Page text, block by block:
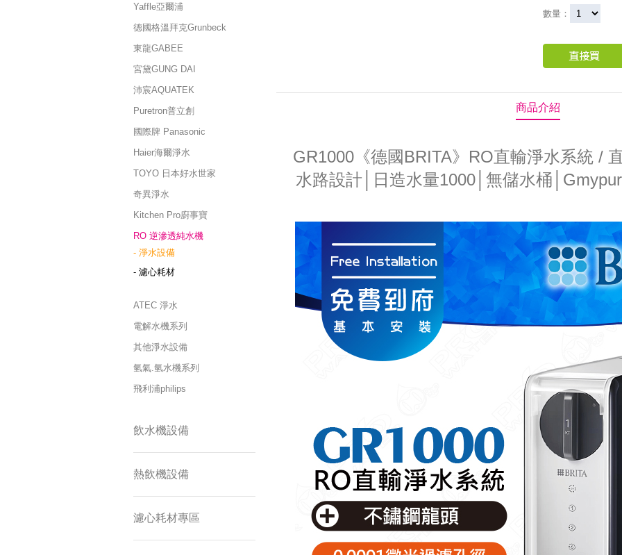
Yaffle亞爾浦
德國格溫拜克Grunbeck
東龍GABEE
宮黛GUNG DAI
沛宸AQUATEK
Puretron普立創
國際牌 Panasonic
Haier海爾淨水
TOYO 日本好水世家
奇異淨水
Kitchen Pro廚事寶
RO 逆滲透純水機
- 淨水設備
- 濾心耗材
ATEC 淨水
電解水機系列
其他淨水設備
氫氣.氫水機系列
飛利浦philips
飲水機設備
熱飲機設備
濾心耗材專區
數量：
商品介紹
GR1000《德國BRITA》RO直輸淨水系統 /
水路設計│日造水量1000│無儲水桶